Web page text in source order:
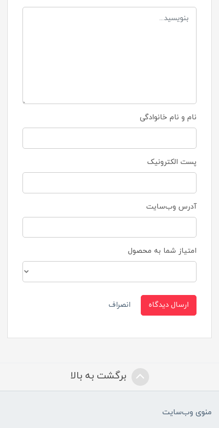
نام و نام خانوادگی
پست الکترونیک
آدرس وب‌سایت
امتیاز شما به محصول
ارسال دیدگاه انصراف
برگشت به بالا
منوی وب‌سایت